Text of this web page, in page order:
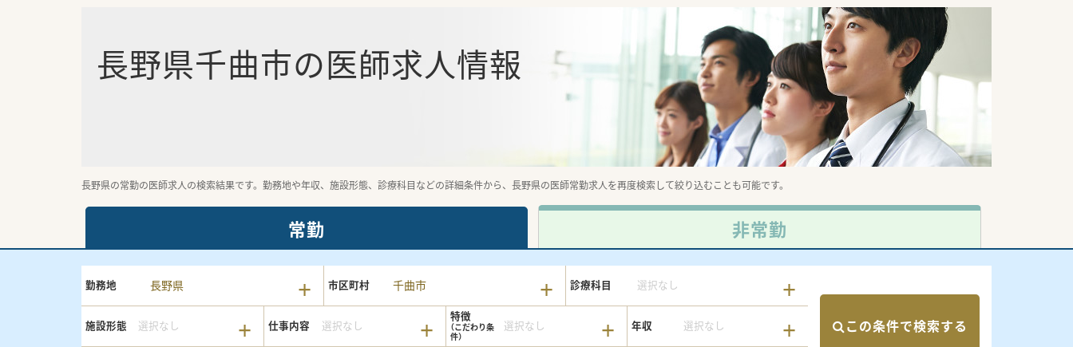
長野県千曲市の医師求人情報
長野県の常勤の医師求人の検索結果です。勤務地や年収、施設形態、診療科目などの詳細条件から、長野県の医師常勤求人を再度検索して絞り込むことも可能です。
常勤 非常勤
勤務地 長野県 市区町村 千曲市 診療科目 選択なし
施設形態 選択なし 仕事内容 選択なし
特徴
選択なし 年収 選択なし この条件で検索する